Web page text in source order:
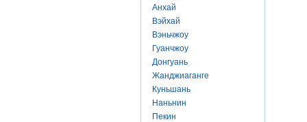
Анхай
Вэйхай
Вэньчжоу
Гуанчжоу
Донгуань
Жанджиаганге
Куньшань
Наньнин
Пекин